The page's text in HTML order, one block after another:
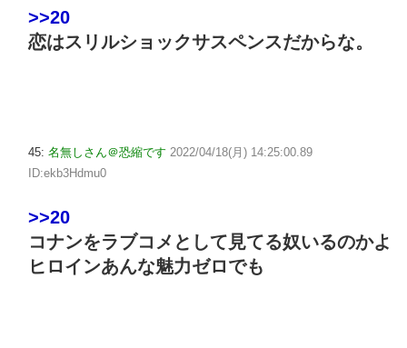
>>20
恋はスリルショックサスペンスだからな。
45: 名無しさん＠恐縮です 2022/04/18(月) 14:25:00.89
ID:ekb3Hdmu0
>>20
コナンをラブコメとして見てる奴いるのかよ
ヒロインあんな魅力ゼロでも